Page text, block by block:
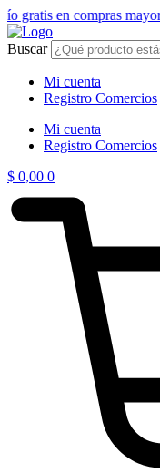
Ir
al
contenido
gratis en compras
Buscar
Mi cuenta
Registro Comercios
Mi cuenta
Registro Comercios
$ 0,00 0